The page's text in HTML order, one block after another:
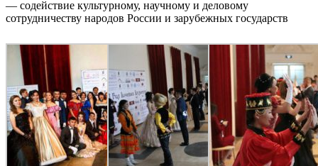
— содействие культурному, научному и деловому
сотрудничеству народов России и зарубежных государств